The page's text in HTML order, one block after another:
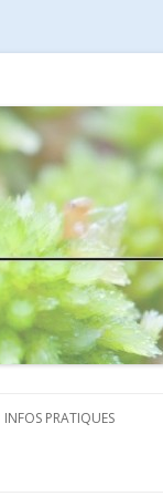
INFOS PRATIQUES